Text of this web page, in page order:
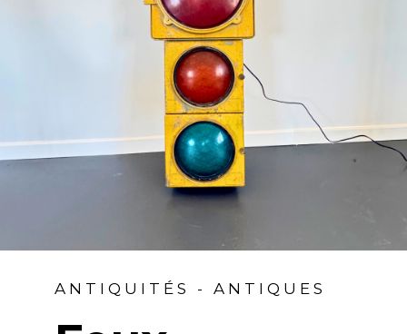
ANTIQUITÉS - ANTIQUES